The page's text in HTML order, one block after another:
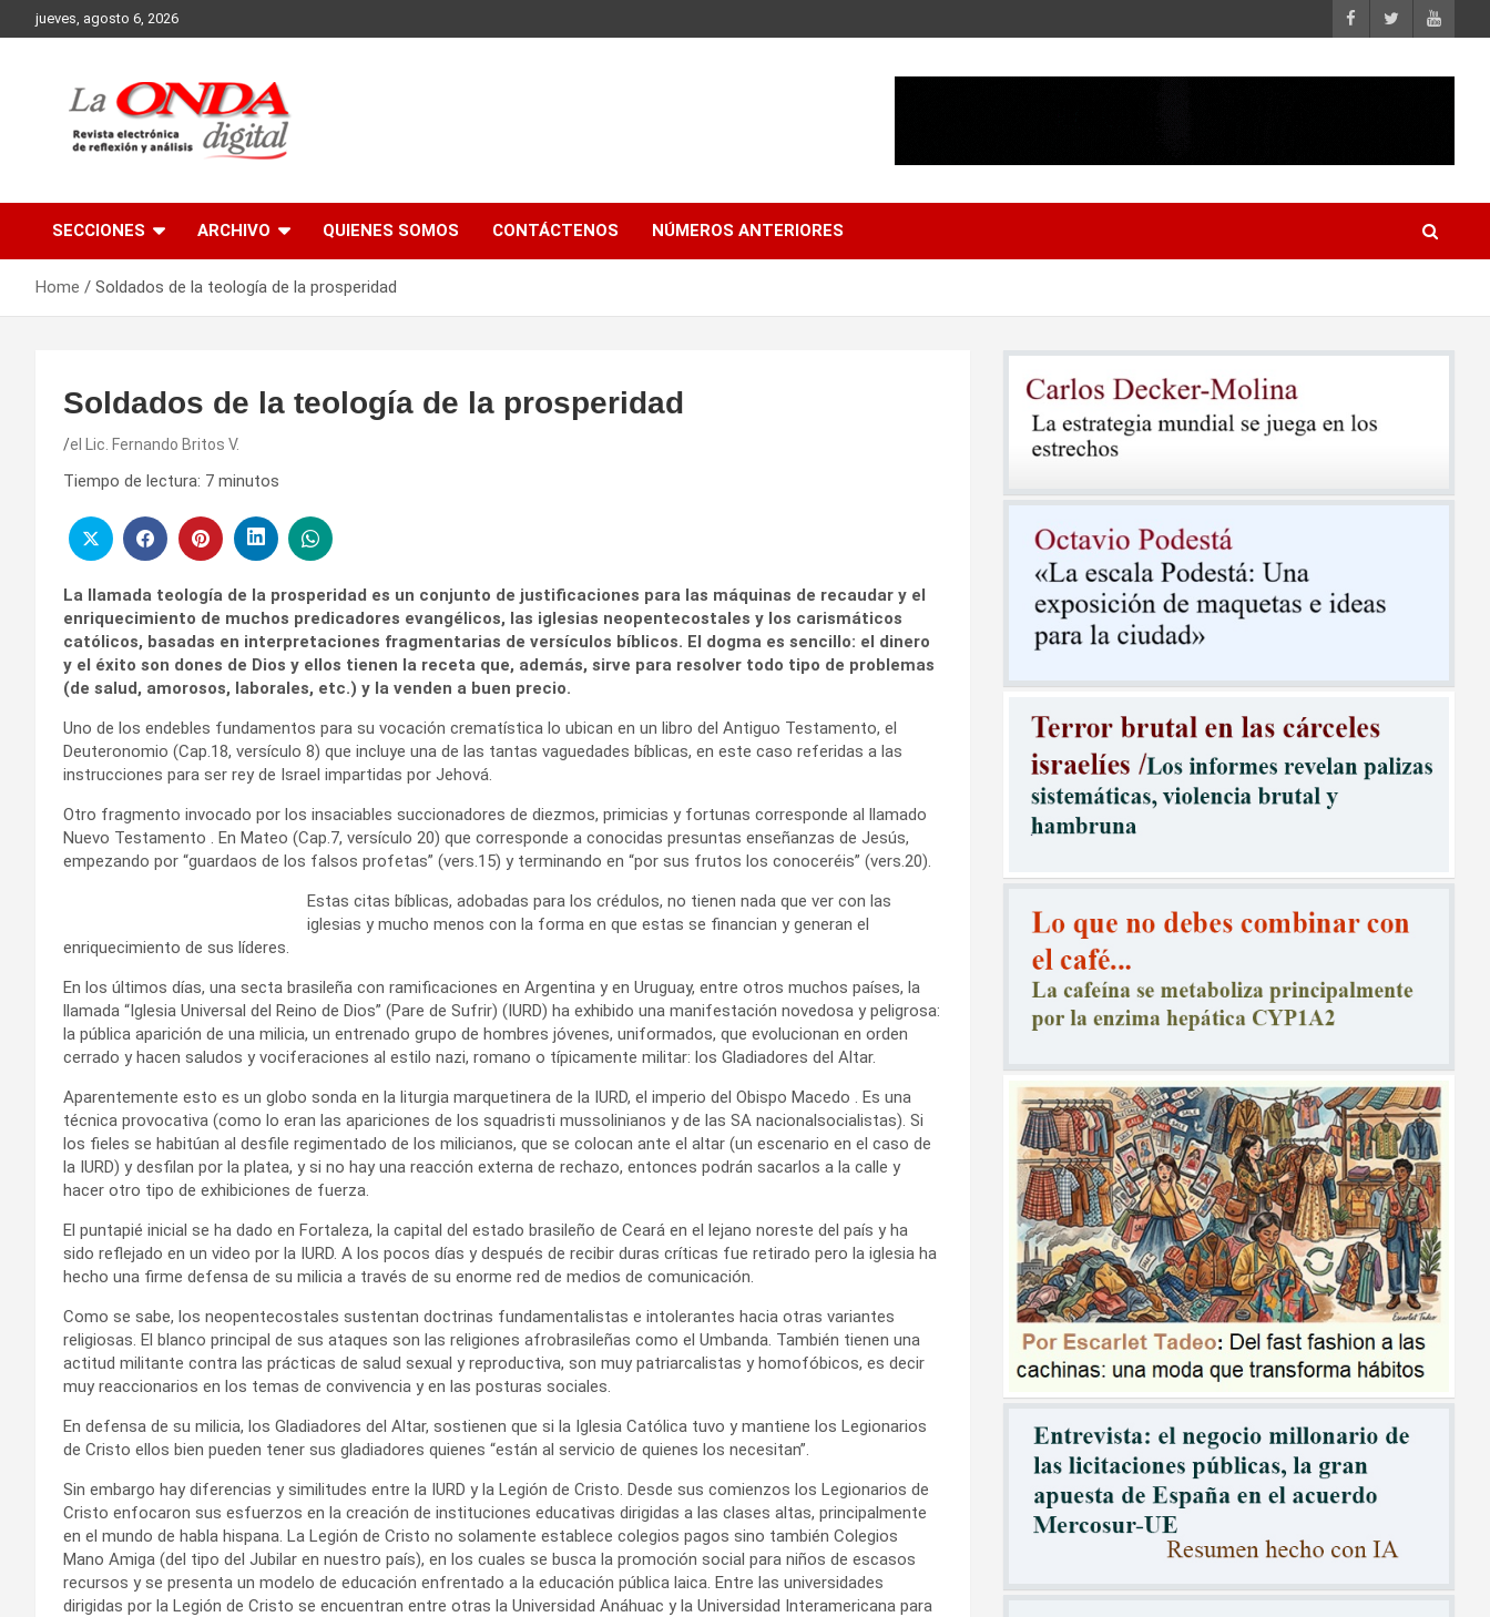
to
jueves, agosto 6, 2026
SECCIONES ARCHIVO QUIENES SOMOS CONTÁCTENOS NÚMEROS ANTERIORES
Home Soldados de la teología de la prosperidad
Soldados de la teología de la prosperidad
el Lic. Fernando Britos V.
Tiempo de lectura: 7 minutos
La llamada teología de la prosperidad es un conjunto de justificaciones para las máquinas de recaudar y el
enriquecimiento de muchos predicadores evangélicos, las iglesias neopentecostales y los carismáticos
católicos, basadas en interpretaciones fragmentarias de versículos bíblicos. El dogma es sencillo: el dinero
y el éxito son dones de Dios y ellos tienen la receta que, además, sirve para resolver todo tipo de problemas
(de salud, amorosos, laborales, etc.) y la venden a buen precio.
Uno de los endebles fundamentos para su vocación crematística lo ubican en un libro del Antiguo Testamento, el
Deuteronomio (Cap.18, versículo 8) que incluye una de las tantas vaguedades bíblicas, en este caso referidas a las
instrucciones para ser rey de Israel impartidas por Jehová.
Otro fragmento invocado por los insaciables succionadores de diezmos, primicias y fortunas corresponde al llamado
Nuevo Testamento . En Mateo (Cap.7, versículo 20) que corresponde a conocidas presuntas enseñanzas de Jesús,
empezando por “guardaos de los falsos profetas” (vers.15) y terminando en “por sus frutos los conoceréis” (vers.20).
Estas citas bíblicas, adobadas para los crédulos, no tienen nada que ver con las
iglesias y mucho menos con la forma en que estas se financian y generan el
enriquecimiento de sus líderes.
En los últimos días, una secta brasileña con ramificaciones en Argentina y en Uruguay, entre otros muchos países, la
llamada “Iglesia Universal del Reino de Dios” (Pare de Sufrir) (IURD) ha exhibido una manifestación novedosa y peligrosa:
la pública aparición de una milicia, un entrenado grupo de hombres jóvenes, uniformados, que evolucionan en orden
cerrado y hacen saludos y vociferaciones al estilo nazi, romano o típicamente militar: los Gladiadores del Altar.
Aparentemente esto es un globo sonda en la liturgia marquetinera de la IURD, el imperio del Obispo Macedo . Es una
técnica provocativa (como lo eran las apariciones de los squadristi mussolinianos y de las SA nacionalsocialistas). Si
los fieles se habitúan al desfile regimentado de los milicianos, que se colocan ante el altar (un escenario en el caso de
la IURD) y desfilan por la platea, y si no hay una reacción externa de rechazo, entonces podrán sacarlos a la calle y
hacer otro tipo de exhibiciones de fuerza.
El puntapié inicial se ha dado en Fortaleza, la capital del estado brasileño de Ceará en el lejano noreste del país y ha
sido reflejado en un video por la IURD. A los pocos días y después de recibir duras críticas fue retirado pero la iglesia ha
hecho una firme defensa de su milicia a través de su enorme red de medios de comunicación.
Como se sabe, los neopentecostales sustentan doctrinas fundamentalistas e intolerantes hacia otras variantes
religiosas. El blanco principal de sus ataques son las religiones afrobrasileñas como el Umbanda. También tienen una
actitud militante contra las prácticas de salud sexual y reproductiva, son muy patriarcalistas y homofóbicos, es decir
muy reaccionarios en los temas de convivencia y en las posturas sociales.
En defensa de su milicia, los Gladiadores del Altar, sostienen que si la Iglesia Católica tuvo y mantiene los Legionarios
de Cristo ellos bien pueden tener sus gladiadores quienes “están al servicio de quienes los necesitan”.
Sin embargo hay diferencias y similitudes entre la IURD y la Legión de Cristo. Desde sus comienzos los Legionarios de
Cristo enfocaron sus esfuerzos en la creación de instituciones educativas dirigidas a las clases altas, principalmente
en el mundo de habla hispana. La Legión de Cristo no solamente establece colegios pagos sino también Colegios
Mano Amiga (del tipo del Jubilar en nuestro país), en los cuales se busca la promoción social para niños de escasos
recursos y se presenta un modelo de educación enfrentado a la educación pública laica. Entre las universidades
dirigidas por la Legión de Cristo se encuentran entre otras la Universidad Anáhuac y la Universidad Interamericana para